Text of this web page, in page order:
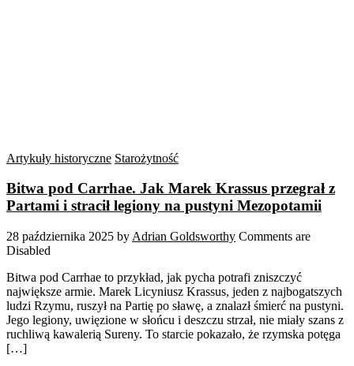
Artykuły historyczne Starożytność
Bitwa pod Carrhae. Jak Marek Krassus przegrał z
Partami i stracił legiony na pustyni Mezopotamii
28 października 2025 by Adrian Goldsworthy Comments are
Disabled
Bitwa pod Carrhae to przykład, jak pycha potrafi zniszczyć
największe armie. Marek Licyniusz Krassus, jeden z najbogatszych
ludzi Rzymu, ruszył na Partię po sławę, a znalazł śmierć na pustyni.
Jego legiony, uwięzione w słońcu i deszczu strzał, nie miały szans z
ruchliwą kawalerią Sureny. To starcie pokazało, że rzymska potęga
[…]